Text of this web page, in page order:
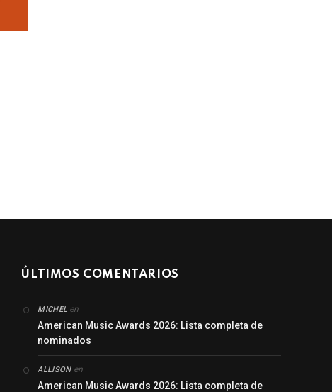
ÚLTIMOS COMENTARIOS
MICHEL en
American Music Awards 2026: Lista completa de
nominados
ALLISONen
American Music Awards 2026: Lista completa de